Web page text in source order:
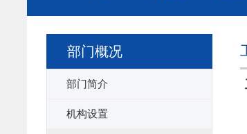
部门概况
部门简介
机构设置